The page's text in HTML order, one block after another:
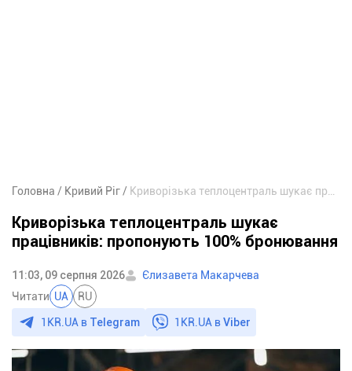
Головна Кривий Ріг Криворізька теплоцентраль шукає працівників: пропонують 100% бронювання
Криворізька теплоцентраль шукає
працівників: пропонують 100% бронювання
11:03, 09 серпня 2026
Єлизавета Макарчева
Читати UA RU
1KR.UA в Telegram 1KR.UA вViber